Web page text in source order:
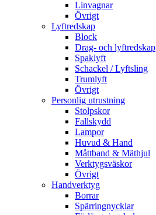
Linvagnar
Övrigt
Lyftredskap
Block
Drag- och lyftredskap
Spaklyft
Schackel / Lyftsling
Trumlyft
Övrigt
Personlig utrustning
Stolpskor
Fallskydd
Lampor
Huvud & Hand
Måttband & Mäthjul
Verktygsväskor
Övrigt
Handverktyg
Borrar
Spärringnycklar